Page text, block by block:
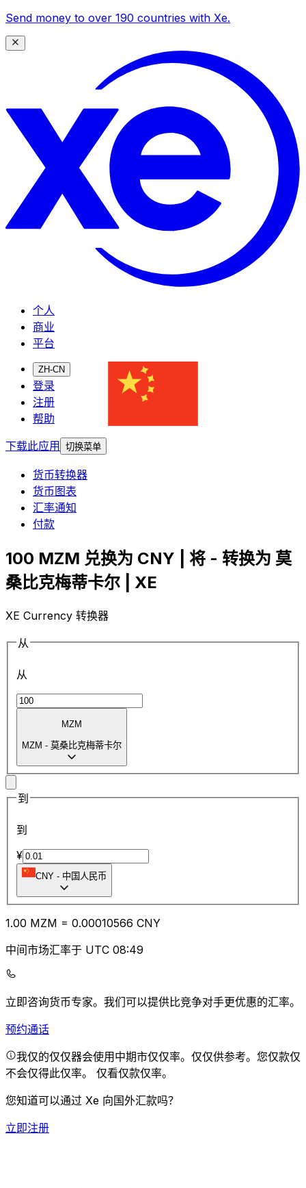
Send money to over 190 countries with Xe.
个人
商业
平台
ZH-CN
登录
注册
帮助
下载此应用
切换菜单
货币转换器
货币图表
汇率通知
付款
100 MZM 兑换为 CNY | 将 - 转换为 莫
桑比克梅蒂卡尔 | XE
XE Currency 转换器
从
从
MZM
MZM - 莫桑比克梅蒂卡尔
到
到
¥
CNY - 中国人民币
1.00 MZM = 0.00010566 CNY
中间市场汇率于 UTC 08:49
立即咨询货币专家。 我们可以提供比竞争对手更优惠的汇率。
预约通话
我仅的仅仅器会使用中期市仅仅率。仅仅供参考。您仅款仅
不会仅得此仅率。 仅看仅款仅率。
您知道可以通过 Xe 向国外汇款吗？
立即注册